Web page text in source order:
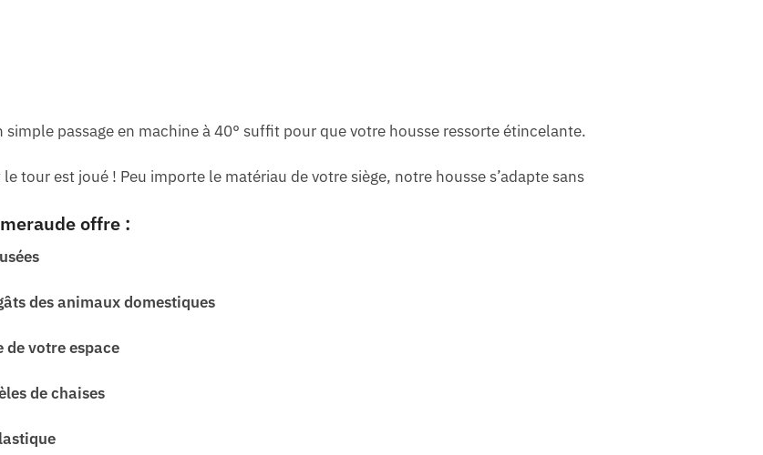
simple passage en machine à 40° suffit pour que votre housse ressorte étincelante.
tour est joué ! Peu importe le matériau de votre siège, notre housse s’adapte sans
offre :
des animaux domestiques
votre espace
de chaises